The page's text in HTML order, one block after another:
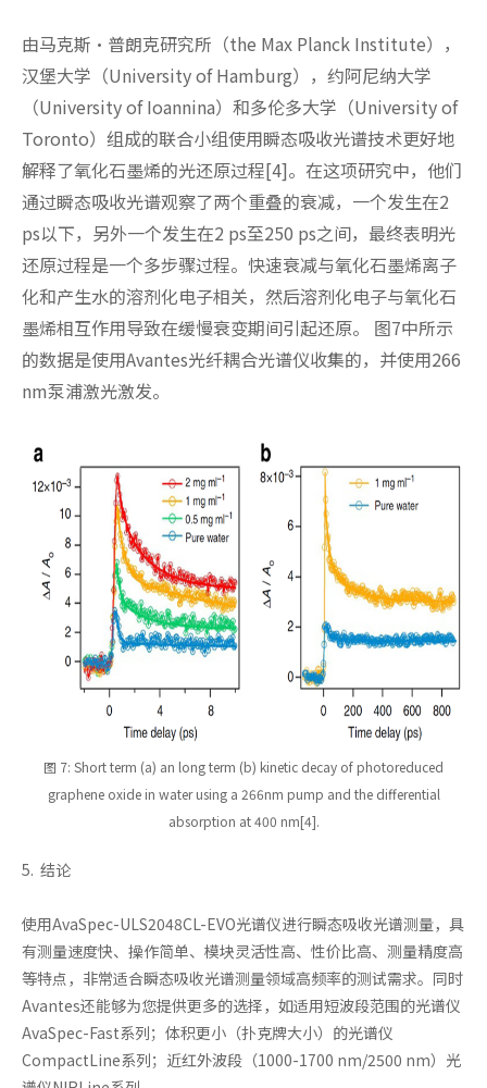
由马克斯·普朗克研究所（the Max Planck Institute），
汉堡大学（University of Hamburg），约阿尼纳大学
（University of Ioannina）和多伦多大学（University of
Toronto）组成的联合小组使用瞬态吸收光谱技术更好地
解释了氧化石墨烯的光还原过程[4]。在这项研究中，他们
通过瞬态吸收光谱观察了两个重叠的衰减，一个发生在2
ps以下，另外一个发生在2 ps至250 ps之间，最终表明光
还原过程是一个多步骤过程。快速衰减与氧化石墨烯离子
化和产生水的溶剂化电子相关，然后溶剂化电子与氧化石
墨烯相互作用导致在缓慢衰变期间引起还原。 图7中所示
的数据是使用Avantes光纤耦合光谱仪收集的，并使用266
nm泵浦激光激发。
图 7: Short term (a) an long term (b) kinetic decay of photoreduced
graphene oxide in water using a 266nm pump and the differential
absorption at 400 nm[4].
5. 结论
使用AvaSpec-ULS2048CL-EVO光谱仪进行瞬态吸收光谱测量，具
有测量速度快、操作简单、模块灵活性高、性价比高、测量精度高
等特点，非常适合瞬态吸收光谱测量领域高频率的测试需求。同时
Avantes还能够为您提供更多的选择，如适用短波段范围的光谱仪
AvaSpec-Fast系列；体积更小（扑克牌大小）的光谱仪
CompactLine系列；近红外波段（1000-1700 nm/2500 nm）光